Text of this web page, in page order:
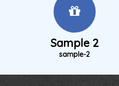
Sample 2
sample-2